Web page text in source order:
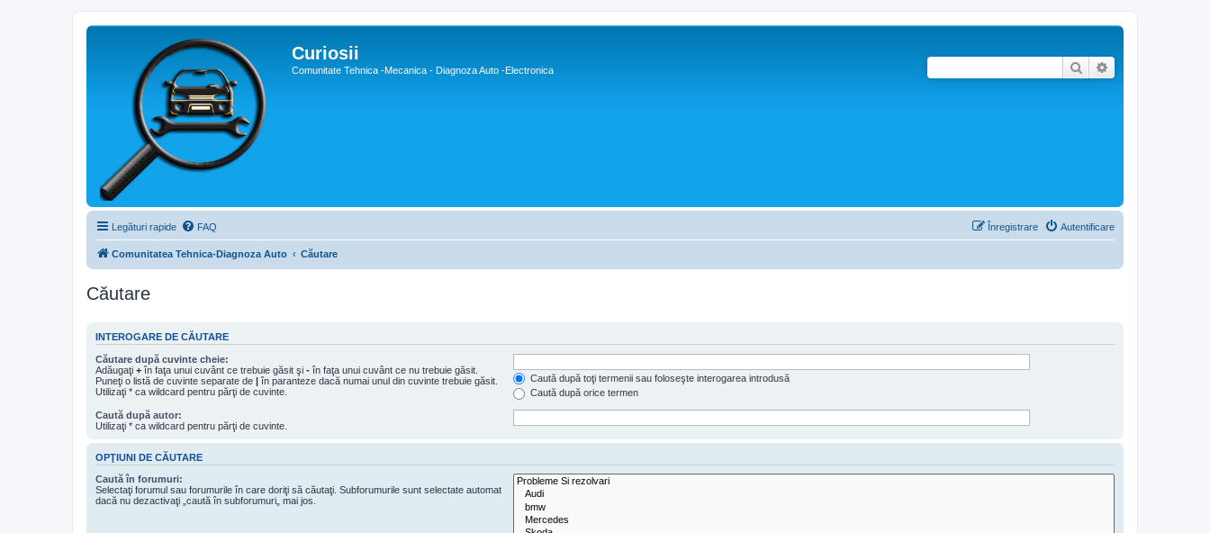
Curiosii
Comunitate Tehnica -Mecanica - Diagnoza Auto -Electronica Căutare
Legături rapide FAQ Autentificare
Înregistrare
Comunitatea Tehnica-Diagnoza Auto Căutare
Căutare
INTEROGARE DE CĂUTARE
Căutare după cuvinte cheie:
Adăugaţi + în faţa unui cuvânt ce trebuie găsit şi - în faţa unui cuvânt ce nu trebuie găsit.
Puneţi o listă de cuvinte separate de | în paranteze dacă numai unul din cuvinte trebuie găsit.
Utilizaţi * ca wildcard pentru părţi de cuvinte.
Caută după toţi termenii sau foloseşte interogarea introdusă
Caută după orice termen
Caută după autor:
Utilizaţi * ca wildcard pentru părţi de cuvinte.
OPŢIUNI DE CĂUTARE
Caută în forumuri:
Selectaţi forumul sau forumurile în care doriţi să căutaţi. Subforumurile sunt selectate automat
dacă nu dezactivaţi „caută în subforumuri„ mai jos.